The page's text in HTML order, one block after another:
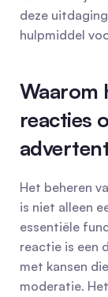
deze
hulpmiddel
Waarom
reacties
Het beheren
is niet alleen
essentiële
reactie is een
met kansen
moderatie.